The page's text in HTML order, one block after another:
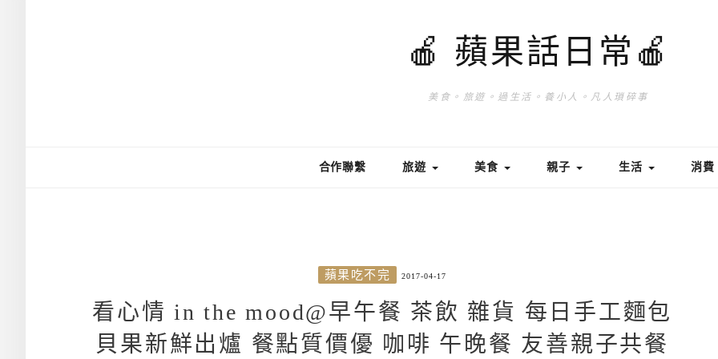
🍎 蘋果話日常🍎
美食。旅遊。過生活。養小人。凡人瑣碎事
合作聯繫 旅遊 美食 親子 生活 消費
蘋果吃不完 2017-04-17
看心情 in the mood@早午餐 茶飲 雜貨 每日手工麵包
貝果新鮮出爐 餐點質價優 咖啡 午晚餐 友善親子共餐